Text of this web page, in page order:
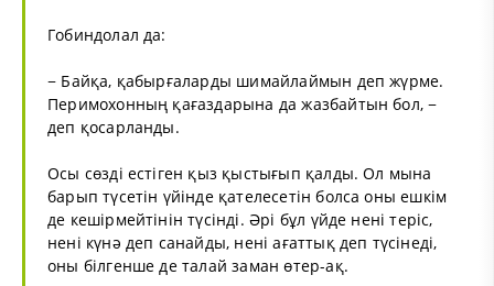
Гобиндолал да:
− Байқа, қабырғаларды шимайлаймын деп жүрме.
Перимохонның қағаздарына да жазбайтын бол, −
деп қосарланды.
Осы сөзді естіген қыз қыстығып қалды. Ол мына
барып түсетін үйінде қателесетін болса оны ешкім
де кешірмейтінін түсінді. Әрі бұл үйде нені теріс,
нені күнә деп санайды, нені ағаттық деп түсінеді,
оны білгенше де талай заман өтер-ақ.